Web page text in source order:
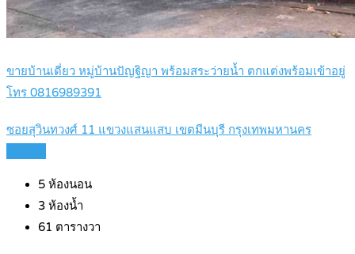
ขายบ้านเดี่ยว หมู่บ้านปัญฐิญา พร้อมสระว่ายน้ำ ตกแต่งพร้อมเข้าอยู่
โทร 0816989391
ซอยสุวินทวงศ์ 11 แขวงแสนแสบ เขตมีนบุรี กรุงเทพมหานคร
5 ห้องนอน
3 ห้องน้ำ
61 ตารางวา